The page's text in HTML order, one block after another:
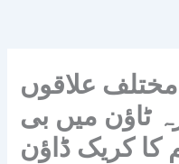
علاقوں
ٹاؤن میں بی
کا کریک ڈاؤن